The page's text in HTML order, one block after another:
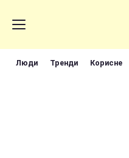
Люди Тренди Корисне